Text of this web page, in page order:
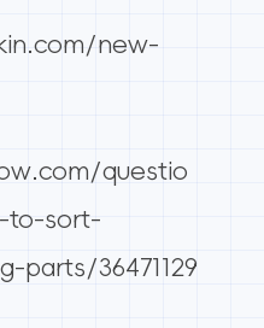
new-
questio
to-sort-
parts/36471129